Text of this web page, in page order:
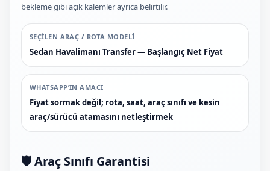
bekleme gibi açık kalemler ayrıca belirtilir.
SEÇILEN ARAÇ / ROTA MODELI
Sedan Havalimanı Transfer — Başlangıç Net Fiyat
WHATSAPP’IN AMACI
Fiyat sormak değil; rota, saat, araç sınıfı ve kesin
araç/sürücü atamasını netleştirmek
🛡️ Araç Sınıfı Garantisi